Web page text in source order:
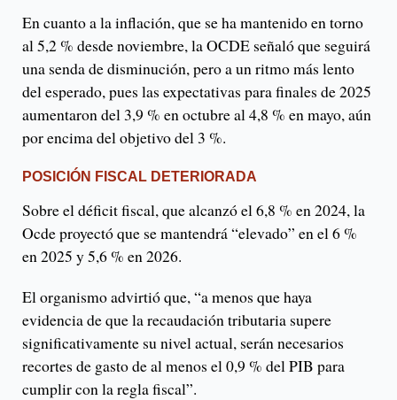
En cuanto a la inflación, que se ha mantenido en torno
al 5,2 % desde noviembre, la OCDE señaló que seguirá
una senda de disminución, pero a un ritmo más lento
del esperado, pues las expectativas para finales de 2025
aumentaron del 3,9 % en octubre al 4,8 % en mayo, aún
por encima del objetivo del 3 %.
POSICIÓN FISCAL DETERIORADA
Sobre el déficit fiscal, que alcanzó el 6,8 % en 2024, la
Ocde proyectó que se mantendrá “elevado” en el 6 %
en 2025 y 5,6 % en 2026.
El organismo advirtió que, “a menos que haya
evidencia de que la recaudación tributaria supere
significativamente su nivel actual, serán necesarios
recortes de gasto de al menos el 0,9 % del PIB para
cumplir con la regla fiscal”.